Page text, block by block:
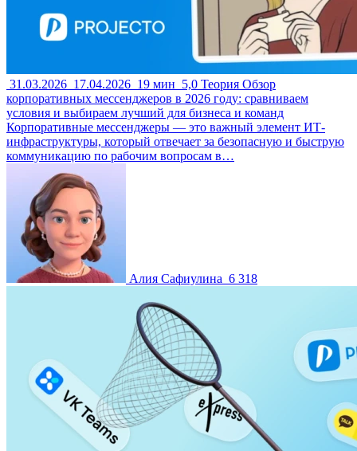
31.03.2026 17.04.2026 19 мин 5,0 Теория Обзор
корпоративных мессенджеров в 2026 году: сравниваем
условия и выбираем лучший для бизнеса и команд
Корпоративные мессенджеры — это важный элемент ИТ-
инфраструктуры, который отвечает за безопасную и быструю
коммуникацию по рабочим вопросам в…
Алия Сафиулина 6 318